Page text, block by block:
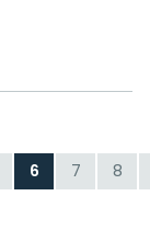
6 7 8